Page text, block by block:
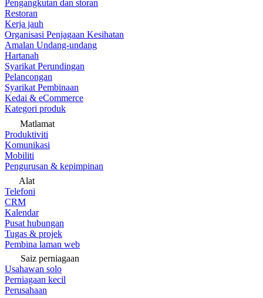
Pengangkutan dan storan
Restoran
Kerja jauh
Organisasi Penjagaan Kesihatan
Amalan Undang-undang
Hartanah
Syarikat Perundingan
Pelancongan
Syarikat Pembinaan
Kedai & eCommerce
Kategori produk
Matlamat
Produktiviti
Komunikasi
Mobiliti
Pengurusan & kepimpinan
Alat
Telefoni
CRM
Kalendar
Pusat hubungan
Tugas & projek
Pembina laman web
Saiz perniagaan
Usahawan solo
Perniagaan kecil
Perusahaan